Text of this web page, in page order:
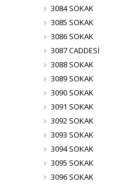
3084 SOKAK
3085 SOKAK
3086 SOKAK
3087 CADDESİ
3088 SOKAK
3089 SOKAK
3090 SOKAK
3091 SOKAK
3092 SOKAK
3093 SOKAK
3094 SOKAK
3095 SOKAK
3096 SOKAK